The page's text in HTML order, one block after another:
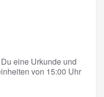
eine Urkunde und
von 15:00 Uhr